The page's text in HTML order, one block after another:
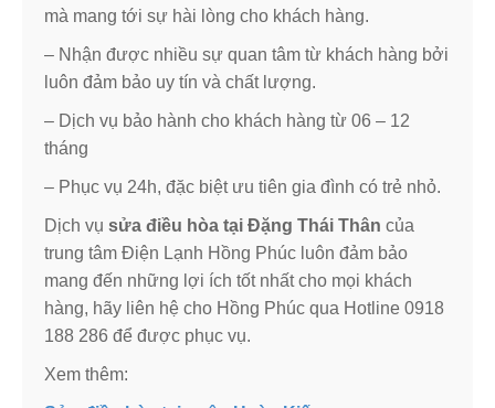
mà mang tới sự hài lòng cho khách hàng.
– Nhận được nhiều sự quan tâm từ khách hàng bởi
luôn đảm bảo uy tín và chất lượng.
– Dịch vụ bảo hành cho khách hàng từ 06 – 12
tháng
– Phục vụ 24h, đặc biệt ưu tiên gia đình có trẻ nhỏ.
Dịch vụ sửa điều hòa tại Đặng Thái Thân của
trung tâm Điện Lạnh Hồng Phúc luôn đảm bảo
mang đến những lợi ích tốt nhất cho mọi khách
hàng, hãy liên hệ cho Hồng Phúc qua Hotline 0918
188 286 để được phục vụ.
Xem thêm: